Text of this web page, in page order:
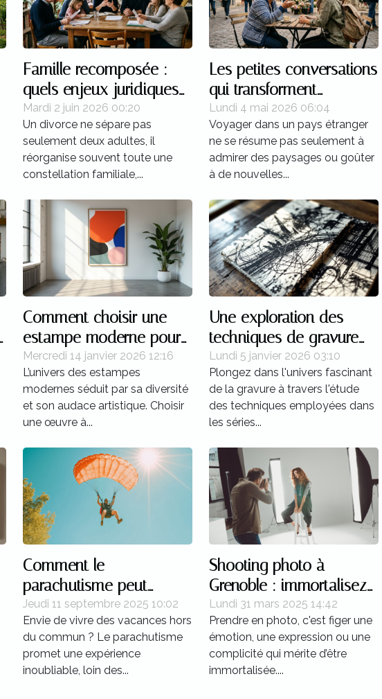
Famille recomposée :
quels enjeux juridiques
après une séparation ?
Mardi 2 juin 2026 00:20
Un divorce ne sépare pas
seulement deux adultes, il
réorganise souvent toute une
constellation familiale,...
Les petites conversations
qui transforment
l’expérience d’un pays
Lundi 4 mai 2026 06:04
Voyager dans un pays étranger
ne se résume pas seulement à
admirer des paysages ou goûter
à de nouvelles...
Comment choisir une
estampe moderne pour
votre collection ?
Mercredi 14 janvier 2026 12:16
L’univers des estampes
modernes séduit par sa diversité
et son audace artistique. Choisir
une œuvre à...
Une exploration des
techniques de gravure
utilisées dans les séries
célèbres de Picasso
Lundi 5 janvier 2026 03:10
Plongez dans l'univers fascinant
de la gravure à travers l'étude
des techniques employées dans
les séries...
Comment le
parachutisme peut
transformer votre
perception des vacances
?
Jeudi 11 septembre 2025 10:02
Envie de vivre des vacances hors
du commun ? Le parachutisme
promet une expérience
inoubliable, loin des...
Shooting photo à
Grenoble : immortalisez
vos moments avec un
professionnel
Lundi 31 mars 2025 14:42
Prendre en photo, c'est figer une
émotion, une expression ou une
complicité qui mérite d’être
immortalisée....